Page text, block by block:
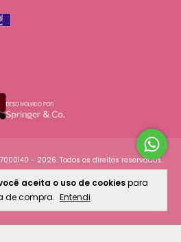
aceita o uso de cookiespara
de compra. Entendi
- 2026. Todos os direitos reservados.